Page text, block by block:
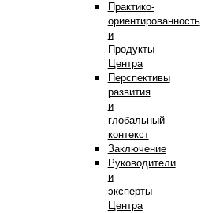
Практико-
ориентированность
и
Продукты
Центра
Перспективы
развития
и
глобальный
контекст
Заключение
Руководители
и
эксперты
Центра